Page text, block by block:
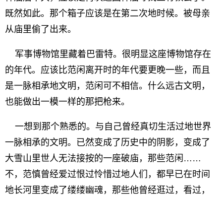
既然如此。那个箱子应该是在第二次地时候。被母亲
从庙里偷了出来。
军事博物馆里藏着巴雷特。很明显这座博物馆存在
的年代。应该比范闲离开时的年代要更晚一些，而且
是一脉相承地文明，范闲可不相信。什么远古文明，
也能做出一模一样的那把枪来。
一想到那个熟悉的。与自己曾经真切生活过地世界
一脉相承的文明。已然变成了历史中的阴影，变成了
大雪山里世人无法接按的一座破庙，那些范闲……
不，范慎曾经爱过恨过怜惜过地人们，都早已在时间
地长河里变成了缕缕幽魂，那些他曾经逛过，看过，